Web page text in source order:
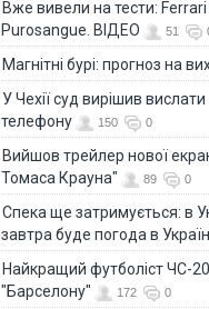
Вже вивели на тести:
Purosangue. ВІДЕО
51
Магнітні бурі: прогноз на
У Чехії суд вирішив
телефону
150 0
Вийшов трейлер нової
Томаса Крауна"
89 0
Спека ще затримується: в
завтра буде погода в
Найкращий футболіст ЧС-
"Барселону"
172 0